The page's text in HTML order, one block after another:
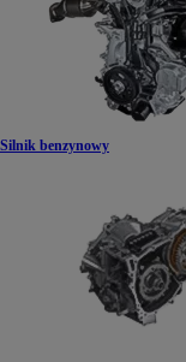
Silnik benzynowy